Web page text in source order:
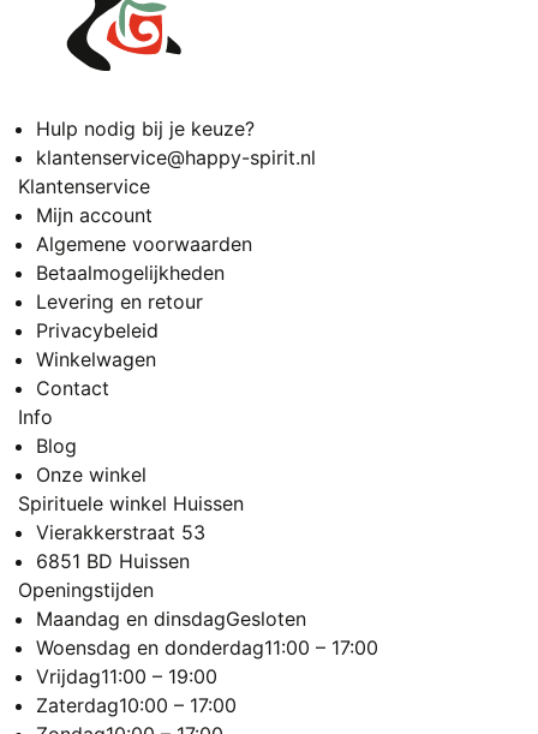
Hulp nodig bij je keuze?
klantenservice@happy-spirit.nl
Klantenservice
Mijn account
Algemene voorwaarden
Betaalmogelijkheden
Levering en retour
Privacybeleid
Winkelwagen
Contact
Info
Blog
Onze winkel
Spirituele winkel Huissen
Vierakkerstraat 53
6851 BD Huissen
Openingstijden
Maandag en dinsdagGesloten
Woensdag en donderdag11:00 – 17:00
Vrijdag11:00 – 19:00
Zaterdag10:00 – 17:00